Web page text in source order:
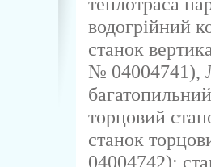
водогрійний
станок
№ 04004741),
торцовий
станок
04004742);